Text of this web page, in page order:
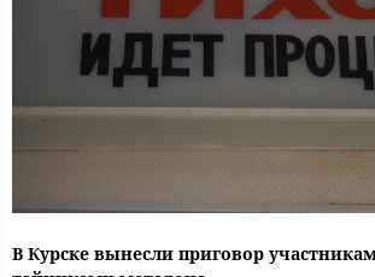
В Курске вынесли приговор